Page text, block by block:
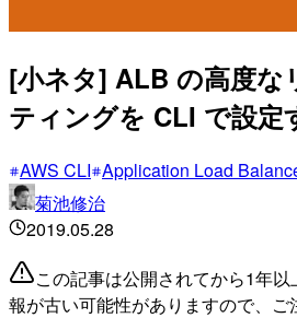
[小ネタ] ALB の高度な
ティングを CLI で設定
AWS CLI Application Load
菊池修治
2019.05.28
この記事は公開されてから1年
報が古い可能性がありますので、ご